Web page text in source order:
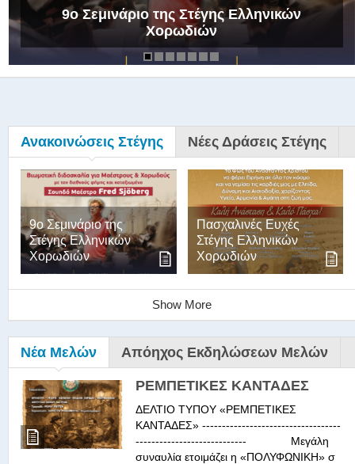
9ο Σεμινάριο της Στέγης Ελληνικών
Χορωδιών
Ανακοινώσεις Στέγης Νέες Δράσεις Στέγης
9ο Σεμινάριο της
Στέγης Ελληνικών
Χορωδιών
Πασχαλινές Ευχές
Στέγης Ελληνικών
Χορωδιών
Show More
Νέα Μελών Απόηχος Εκδηλώσεων Μελών
ΡΕΜΠΕΤΙΚΕΣ ΚΑΝΤΑΔΕΣ
ΔΕΛΤΙΟ ΤΥΠΟΥ «ΡΕΜΠΕΤΙΚΕΣ
ΚΑΝΤΑΔΕΣ» -----------------------------------
---------------------------- Μεγάλη
συναυλία ετοιμάζει η «ΠΟΛΥΦΩΝΙΚΗ» σ